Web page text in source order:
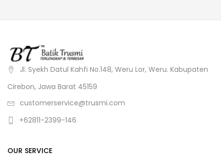
Jl. Syekh Datul Kahfi No.148, Weru Lor, Weru. Kabupaten
Cirebon, Jawa Barat 45159
customerservice@trusmi.com
+62811-2399-146
OUR SERVICE